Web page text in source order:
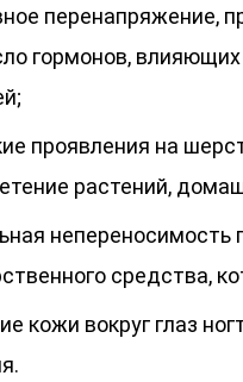
перенапряжение,
гормонов,
проявления на
растений,
непереносимость
средства,
кожи вокруг глаз